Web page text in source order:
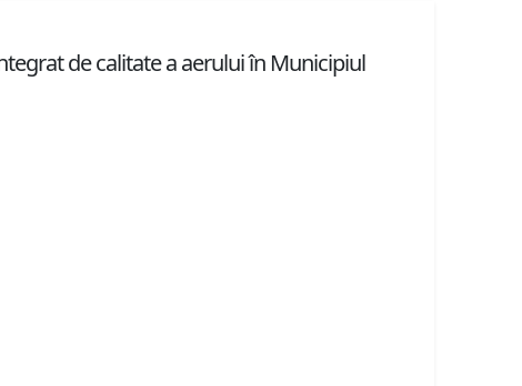
de calitate a aerului în Municipiul